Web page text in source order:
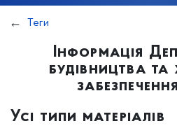
Теги
Інформація
будівництва
Усі типи матеріалів